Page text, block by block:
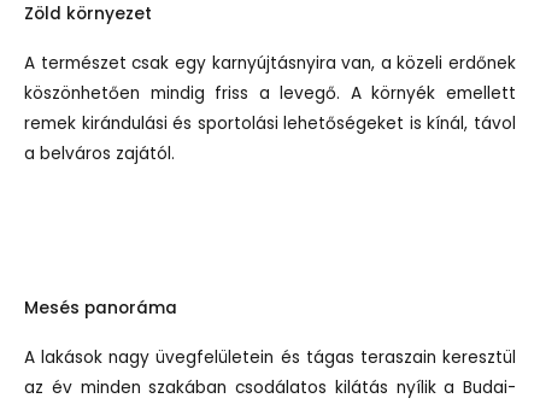
Zöld környezet
A természet csak egy karnyújtásnyira van, a közeli erdőnek
köszönhetően mindig friss a levegő. A környék emellett
remek kirándulási és sportolási lehetőségeket is kínál, távol
a belváros zajától.
Mesés panoráma
A lakások nagy üvegfelületein és tágas teraszain keresztül
az év minden szakában csodálatos kilátás nyílik a Budai-